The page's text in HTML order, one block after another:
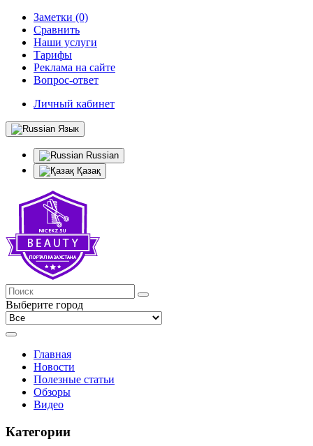
Заметки (0)
Сравнить
Наши услуги
Тарифы
Реклама на сайте
Вопрос-ответ
Личный кабинет
Язык
Russian
Қазақ
Выберите город
Главная
Новости
Полезные статьи
Обзоры
Видео
Категории